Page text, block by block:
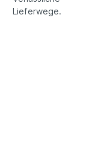
Lieferwege.